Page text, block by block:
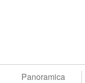
Panoramica